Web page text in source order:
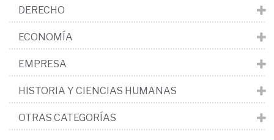
DERECHO
ECONOMÍA
EMPRESA
HISTORIA Y CIENCIAS HUMANAS
OTRAS CATEGORÍAS